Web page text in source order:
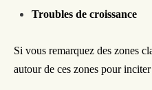
Troubles de croissance
Si vous remarquez des zones
autour de ces zones pour